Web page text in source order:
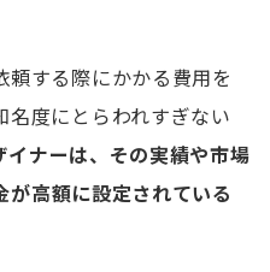
頼する際にかかる費用を
名度にとらわれすぎない
イナーは、その実績や市場
が高額に設定されている